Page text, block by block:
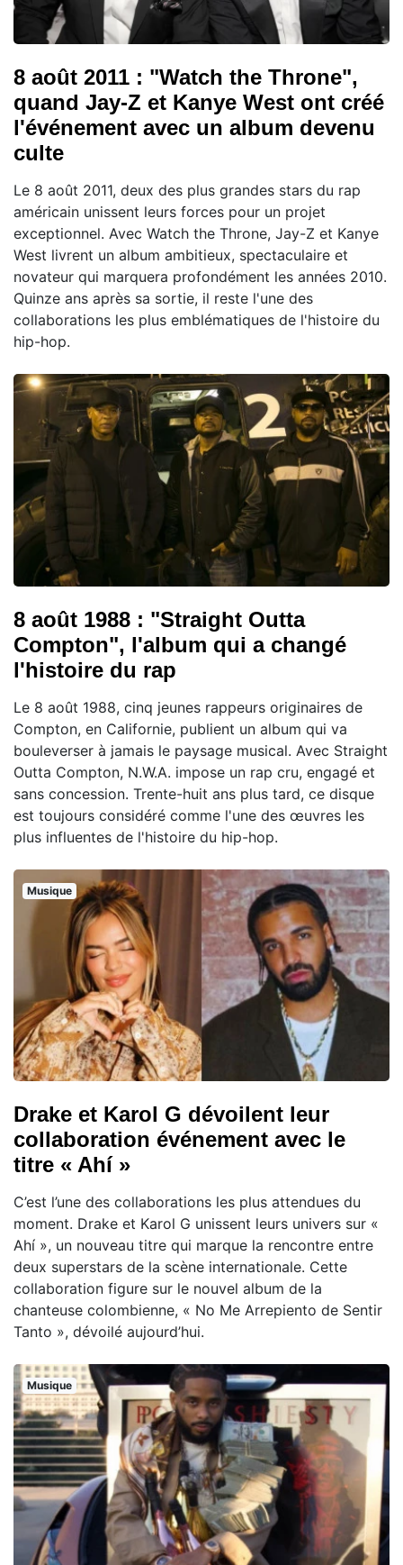
8 août 2011 : "Watch the Throne",
quand Jay-Z et Kanye West ont créé
l'événement avec un album devenu
culte
Le 8 août 2011, deux des plus grandes stars du rap
américain unissent leurs forces pour un projet
exceptionnel. Avec Watch the Throne, Jay-Z et Kanye
West livrent un album ambitieux, spectaculaire et
novateur qui marquera profondément les années 2010.
Quinze ans après sa sortie, il reste l'une des
collaborations les plus emblématiques de l'histoire du
hip-hop.
8 août 1988 : "Straight Outta
Compton", l'album qui a changé
l'histoire du rap
Le 8 août 1988, cinq jeunes rappeurs originaires de
Compton, en Californie, publient un album qui va
bouleverser à jamais le paysage musical. Avec Straight
Outta Compton, N.W.A. impose un rap cru, engagé et
sans concession. Trente-huit ans plus tard, ce disque
est toujours considéré comme l'une des œuvres les
plus influentes de l'histoire du hip-hop.
Musique
Drake et Karol G dévoilent leur
collaboration événement avec le
titre « Ahí »
C’est l’une des collaborations les plus attendues du
moment. Drake et Karol G unissent leurs univers sur «
Ahí », un nouveau titre qui marque la rencontre entre
deux superstars de la scène internationale. Cette
collaboration figure sur le nouvel album de la
chanteuse colombienne, « No Me Arrepiento de Sentir
Tanto », dévoilé aujourd’hui.
Musique